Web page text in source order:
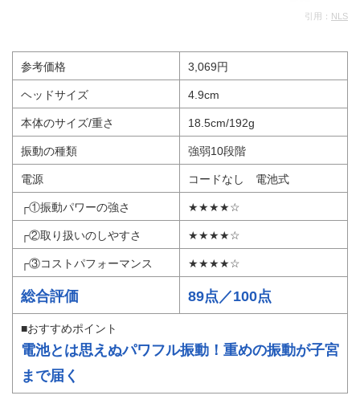
引用： NLS
参考価格 3,069円
ヘッドサイズ 4.9cm
本体のサイズ/重さ 18.5cm/192g
振動の種類 強弱10段階
電源 コードなし 電池式
┌①振動パワーの強さ ★★★★☆
┌②取り扱いのしやすさ ★★★★☆
┌③コストパフォーマンス ★★★★☆
総合評価 89点／100点
■おすすめポイント
電池とは思えぬパワフル振動！重めの振動が子宮
まで届く